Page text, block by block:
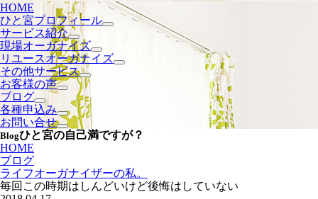
HOME
ひと宮プロフィール
サービス紹介
現場オーガナイズ
リユースオーガナイズ
その他サービス
お客様の声
ブログ
各種申込み
お問い合せ
Blogひと宮の自己満ですが？
HOME
ブログ
ライフオーガナイザーの私。
毎回この時期はしんどいけど後悔はしていない